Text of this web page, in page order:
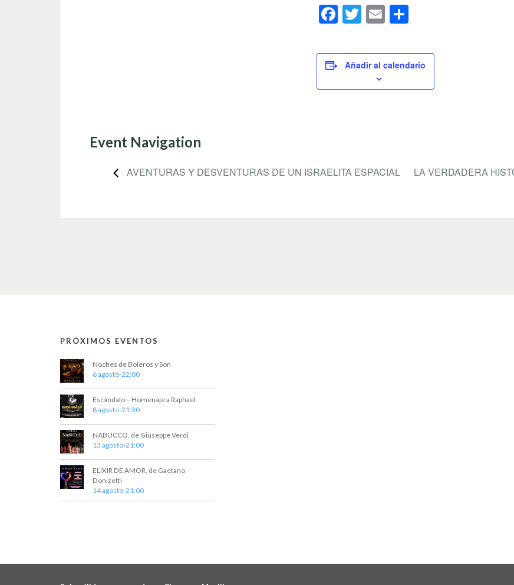
F
a
c
e
b
T
wi
tt
er
E
m
ail
C
m
p
ar
Añadir al calendario
Event Navigation
AVENTURAS Y DESVENTURAS DE UN ISRAELITA ESPACIAL LA VERDADERA
PRÓXIMOS EVENTOS
Noches de Boleros y Son
6 agosto-22:00
Escándalo – Homenaje a Raphael
8 agosto-21:30
NABUCCO, de Giuseppe Verdi
13 agosto-21:00
ELIXIR DE AMOR, de Gaetano
Donizetti
14 agosto-21:00